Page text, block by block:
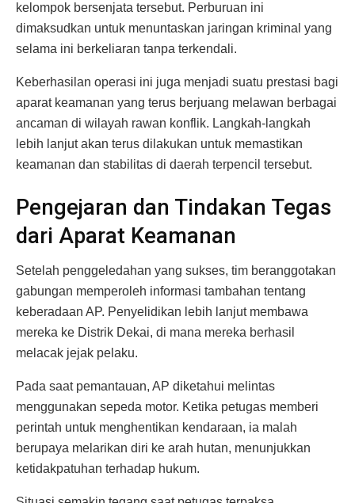
kelompok bersenjata tersebut. Perburuan ini
dimaksudkan untuk menuntaskan jaringan kriminal yang
selama ini berkeliaran tanpa terkendali.
Keberhasilan operasi ini juga menjadi suatu prestasi bagi
aparat keamanan yang terus berjuang melawan berbagai
ancaman di wilayah rawan konflik. Langkah-langkah
lebih lanjut akan terus dilakukan untuk memastikan
keamanan dan stabilitas di daerah terpencil tersebut.
Pengejaran dan Tindakan Tegas
dari Aparat Keamanan
Setelah penggeledahan yang sukses, tim beranggotakan
gabungan memperoleh informasi tambahan tentang
keberadaan AP. Penyelidikan lebih lanjut membawa
mereka ke Distrik Dekai, di mana mereka berhasil
melacak jejak pelaku.
Pada saat pemantauan, AP diketahui melintas
menggunakan sepeda motor. Ketika petugas memberi
perintah untuk menghentikan kendaraan, ia malah
berupaya melarikan diri ke arah hutan, menunjukkan
ketidakpatuhan terhadap hukum.